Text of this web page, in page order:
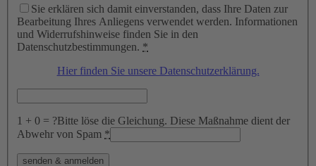
Sie erklären sich damit einverstanden, dass Ihre Daten zur
Bearbeitung Ihres Anliegens verwendet werden. Informationen
und Widerrufshinweise finden Sie in den
Datenschutzbestimmungen. *
Hier finden Sie unsere Datenschutzerklärung.
1 + 0 = ?Bitte löse die Gleichung. Diese Maßnahme dient der
Abwehr von Spam *